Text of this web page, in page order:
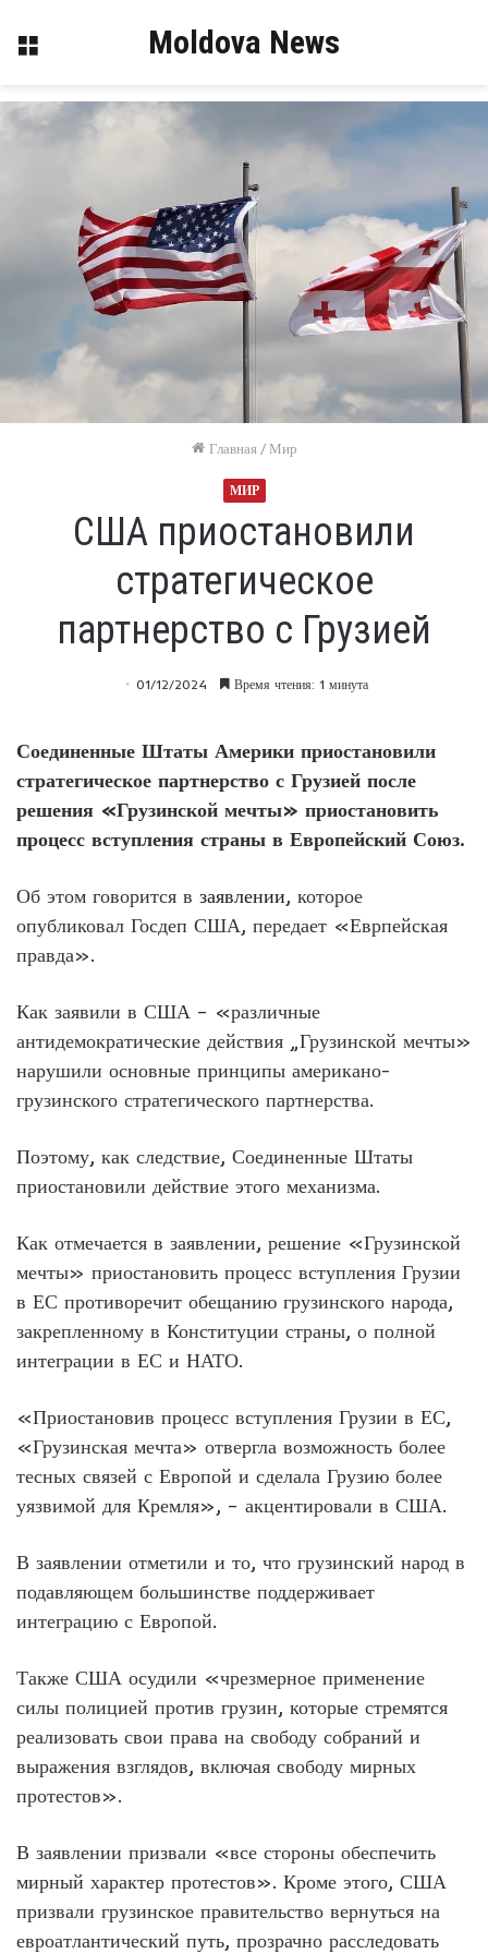
Меню Moldova News
Главная / Мир
МИР
США приостановили
стратегическое
партнерство с Грузией
01/12/2024 Время чтения: 1 минута
Соединенные Штаты Америки приостановили
стратегическое партнерство с Грузией после
решения «Грузинской мечты» приостановить
процесс вступления страны в Европейский Союз.
Об этом говорится в заявлении, которое
опубликовал Госдеп США, передает «Еврпейская
правда».
Как заявили в США – «различные
антидемократические действия „Грузинской мечты»
нарушили основные принципы американо-
грузинского стратегического партнерства.
Поэтому, как следствие, Соединенные Штаты
приостановили действие этого механизма.
Как отмечается в заявлении, решение «Грузинской
мечты» приостановить процесс вступления Грузии
в ЕС противоречит обещанию грузинского народа,
закрепленному в Конституции страны, о полной
интеграции в ЕС и НАТО.
«Приостановив процесс вступления Грузии в ЕС,
«Грузинская мечта» отвергла возможность более
тесных связей с Европой и сделала Грузию более
уязвимой для Кремля», – акцентировали в США.
В заявлении отметили и то, что грузинский народ в
подавляющем большинстве поддерживает
интеграцию с Европой.
Также США осудили «чрезмерное применение
силы полицией против грузин, которые стремятся
реализовать свои права на свободу собраний и
выражения взглядов, включая свободу мирных
протестов».
В заявлении призвали «все стороны обеспечить
мирный характер протестов». Кроме этого, США
призвали грузинское правительство вернуться на
евроатлантический путь, прозрачно расследовать